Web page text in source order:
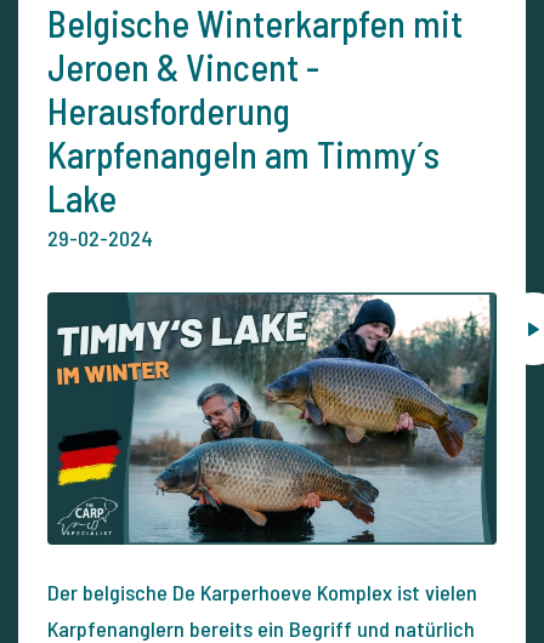
Belgische Winterkarpfen mit
Jeroen & Vincent -
Herausforderung
Karpfenangeln am Timmy´s
Lake
29-02-2024
Der belgische De Karperhoeve Komplex ist vielen
Karpfenanglern bereits ein Begriff und natürlich